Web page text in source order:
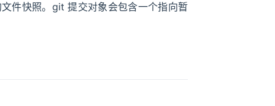
件快照。git 提交对象会包含一个指向暂